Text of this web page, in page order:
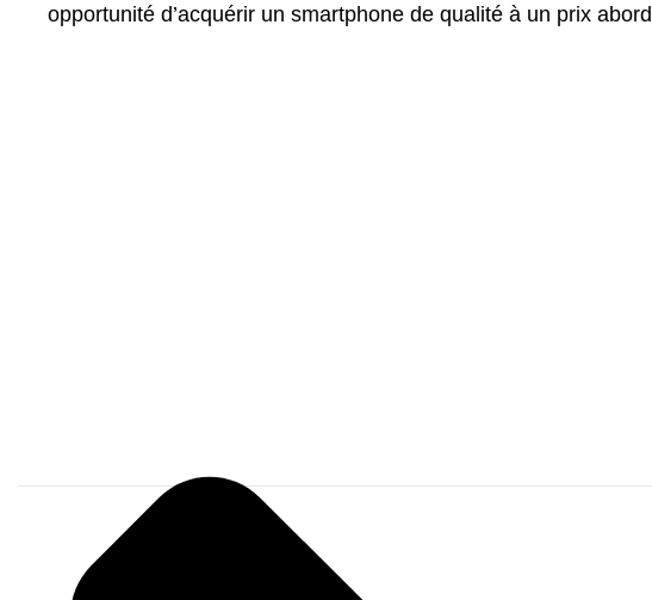
opportunité d’acquérir un smartphone de qualité à un prix